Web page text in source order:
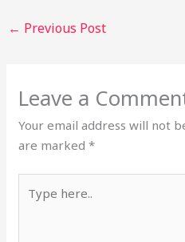
← Previous Post
Leave a
Your email address will not
are marked*
here..